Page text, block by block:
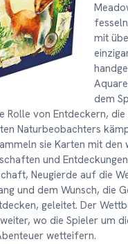
mit
dem
Rolle von Entdeckern,
Naturbeobachters
sie Karten mit den
und
Neugierde auf die
und dem Wunsch, die
geleitet. Der
wo die Spieler um
wetteifern.